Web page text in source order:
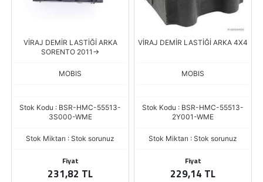
VİRAJ DEMİR LASTİĞİ ARKA
SORENTO 2011->
MOBIS
Stok Kodu : BSR-HMC-55513-
3S000-WME
Stok Miktarı : Stok sorunuz
Fiyat
231,82 TL
VİRAJ DEMİR LASTİĞİ ARKA 4X4
MOBIS
Stok Kodu : BSR-HMC-55513-
2Y001-WME
Stok Miktarı : Stok sorunuz
Fiyat
229,14 TL